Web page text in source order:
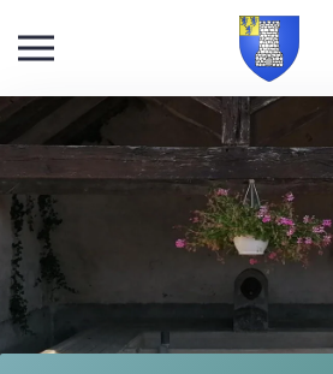
Skip to main content